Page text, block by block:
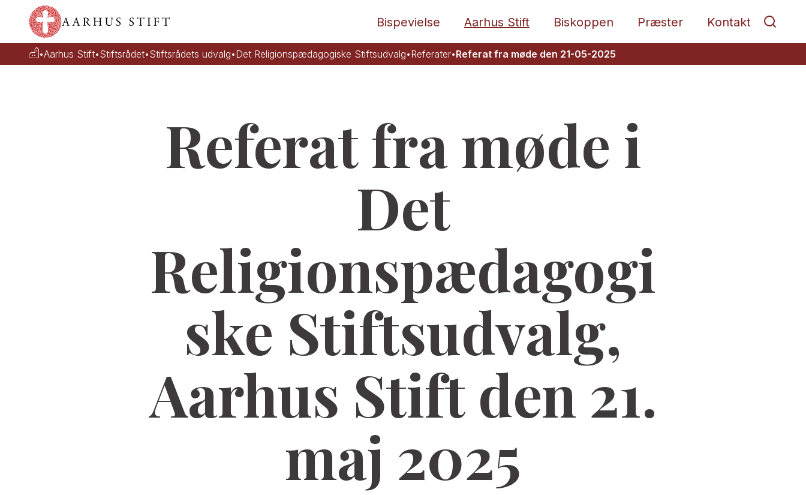
Bispevielse Aarhus Stift Biskoppen Præster Kontakt
•Aarhus Stift•Stiftsrådet•Stiftsrådets udvalg•Det Religionspædagogiske Stiftsudvalg•Referater•Referat fra møde den 21-05-2025
Referat fra møde i
Det
Religionspædagogi
ske Stiftsudvalg,
Aarhus Stift den 21.
maj 2025